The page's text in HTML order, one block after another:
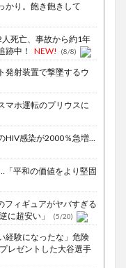
かり。飽き飽きして
死亡、事故から約1年
跡中！
NEW! (8/8)
発射装置で撃墜するウ
マホ運転のプリウスに
HIV感染が2000％急増…
平和の価値をより堅固
フィギュアがヤバすぎる
に超安い」
(5/20)
経験になったな」危険
レゼントした大谷選手